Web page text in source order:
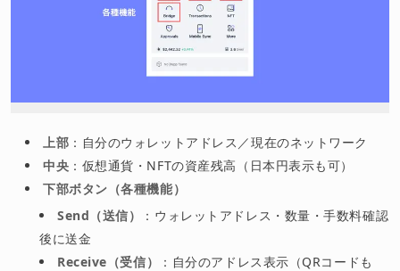
上部 ：自分のウォレットアドレス／現在のネットワーク
中央 ：仮想通貨・NFTの資産残高（日本円表示も可）
下部ボタン（各種機能）
Send（送信）
：ウォレットアドレス・数量・手数料確認
後に送金
Receive（受信）
：自分のアドレス表示（QRコードも